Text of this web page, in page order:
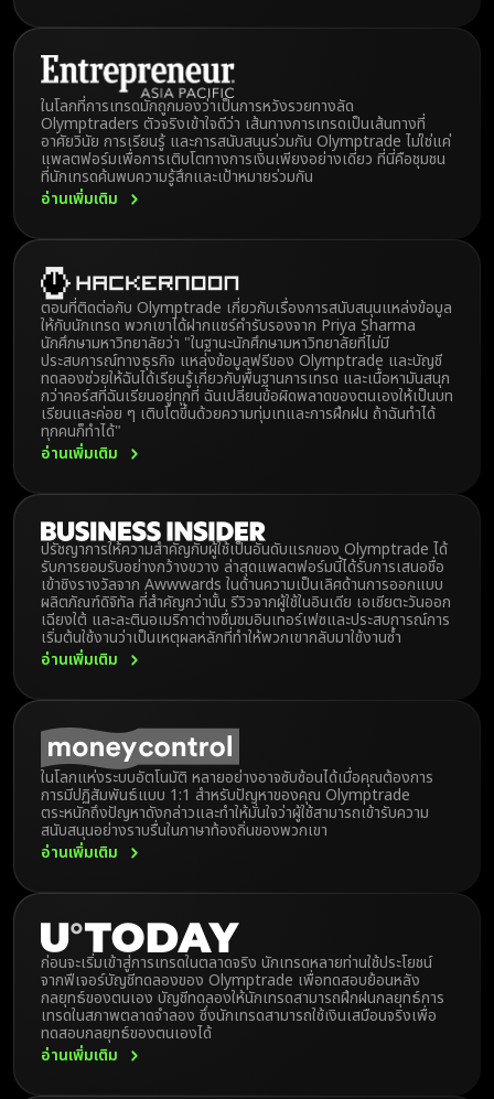
ปรัชญาการให้ความสำคัญกับผู้ใช้เป็นอันดับแรกของ Olymptrade ได้
รับการยอมรับอย่างกว้างขวาง ล่าสุดแพลตฟอร์มนี้ได้รับการเสนอชื่อ
เข้าชิงรางวัลจาก Awwwards ในด้านความเป็นเลิศด้านการออกแบบ
ผลิตภัณฑ์ดิจิทัล ที่สำคัญกว่านั้น รีวิวจากผู้ใช้ในอินเดีย เอเชียตะวันออก
เฉียงใต้ และละตินอเมริกาต่างชื่นชมอินเทอร์เฟซและประสบการณ์การ
เริ่มต้นใช้งานว่าเป็นเหตุผลหลักที่ทำให้พวกเขากลับมาใช้งานซ้ำ
อ่านเพิ่มเติม
ในโลกแห่งระบบอัตโนมัติ หลายอย่างอาจซับซ้อนได้เมื่อคุณต้องการ
การมีปฏิสัมพันธ์แบบ 1:1 สำหรับปัญหาของคุณ Olymptrade
ตระหนักถึงปัญหาดังกล่าวและทำให้มั่นใจว่าผู้ใช้สามารถเข้ารับความ
สนับสนุนอย่างราบรื่นในภาษาท้องถิ่นของพวกเขา
อ่านเพิ่มเติม
ในโลกที่การเทรดมักถูกมองว่าเป็นการหวังรวยทางลัด
Olymptraders ตัวจริงเข้าใจดีว่า เส้นทางการเทรดเป็นเส้นทางที่
อาศัยวินัย การเรียนรู้ และการสนับสนุนร่วมกัน Olymptrade ไม่ใช่แค่
แพลตฟอร์มเพื่อการเติบโตทางการเงินเพียงอย่างเดียว ที่นี่คือชุมชน
ที่นักเทรดค้นพบความรู้สึกและเป้าหมายร่วมกัน
อ่านเพิ่มเติม
ก่อนจะเริ่มเข้าสู่การเทรดในตลาดจริง นักเทรดหลายท่านใช้ประโยชน์
จากฟีเจอร์บัญชีทดลองของ Olymptrade เพื่อทดสอบย้อนหลัง
กลยุทธ์ของตนเอง บัญชีทดลองให้นักเทรดสามารถฝึกฝนกลยุทธ์การ
เทรดในสภาพตลาดจำลอง ซึ่งนักเทรดสามารถใช้เงินเสมือนจริงเพื่อ
ทดสอบกลยุทธ์ของตนเองได้
อ่านเพิ่มเติม
ตอนที่ติดต่อกับ Olymptrade เกี่ยวกับเรื่องการสนับสนุนแหล่งข้อมูล
ให้กับนักเทรด พวกเขาได้ฝากแชร์คำรับรองจาก Priya Sharma
นักศึกษามหาวิทยาลัยว่า "ในฐานะนักศึกษามหาวิทยาลัยที่ไม่มี
ประสบการณ์ทางธุรกิจ แหล่งข้อมูลฟรีของ Olymptrade และบัญชี
ทดลองช่วยให้ฉันได้เรียนรู้เกี่ยวกับพื้นฐานการเทรด และเนื้อหามันสนุก
กว่าคอร์สที่ฉันเรียนอยู่ทุกที่ ฉันเปลี่ยนข้อผิดพลาดของตนเองให้เป็นบท
เรียนและค่อย ๆ เติบโตขึ้นด้วยความทุ่มเทและการฝึกฝน ถ้าฉันทำได้
ทุกคนก็ทำได้"
อ่านเพิ่มเติม